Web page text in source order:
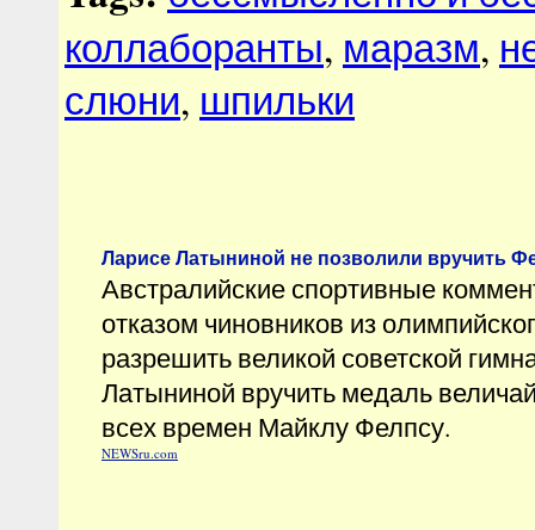
коллаборанты, маразм,
слюни, шпильки
Ларисе Латыниной не позволили вручить
Австралийские спортивные
отказом чиновников из
разрешить великой советской
Латыниной вручить медаль
всех времен Майклу Фелпсу.
NEWSru.com